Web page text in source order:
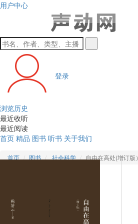
用户中心
登录
浏览历史
最近收听
最近阅读
首页 精品 图书 听书 关于我们
首页 图书 社会科学 自由在高处(增订版）